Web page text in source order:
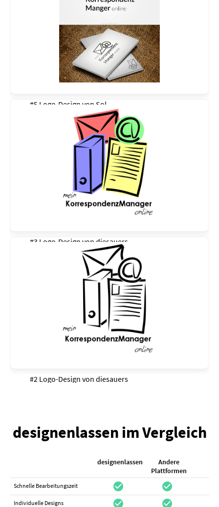
#5 Logo-Design von Sol
#3 Logo-Design von diesauers
#2 Logo-Design von diesauers
designenlassen im Vergleich
designenlassen
Andere
Plattformen
Schnelle Bearbeitungszeit check_circle check_circle
Individuelle Designs check_circle check_circle